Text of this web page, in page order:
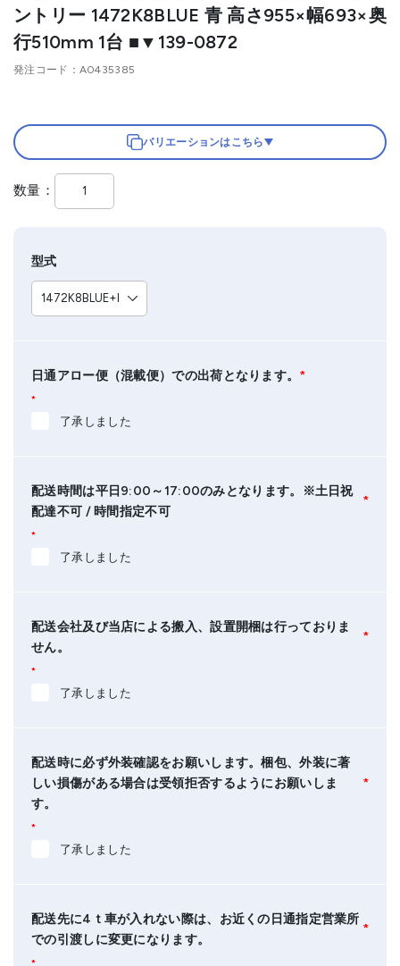
ントリー 1472K8BLUE 青 高さ955×幅693×奥
行510mm 1台 ■▼139-0872
発注コード A0435385
バリエーションはこちら
数量
型式
日通アロー便（混載便）での出荷となります。 *
*
了承しました
配送時間は平日9:00～17:00のみとなります。※土日祝
配達不可 / 時間指定不可
*
*
了承しました
配送会社及び当店による搬入、設置開梱は行っておりま
せん。
*
*
了承しました
配送時に必ず外装確認をお願いします。梱包、外装に著
しい損傷がある場合は受領拒否するようにお願いしま
す。
*
*
了承しました
配送先に4ｔ車が入れない際は、お近くの日通指定営業所
での引渡しに変更になります。
*
*